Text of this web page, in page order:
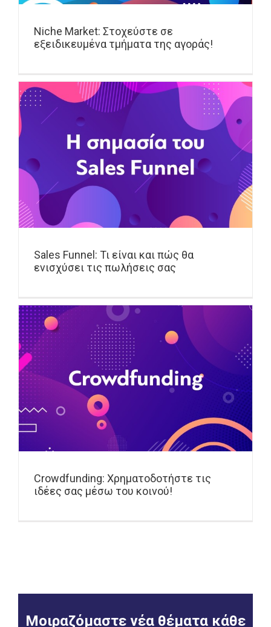
Niche Market: Στοχεύστε σε
εξειδικευμένα τμήματα της αγοράς!
Sales Funnel: Τι είναι και πώς θα
ενισχύσει τις πωλήσεις σας
Crowdfunding: Χρηματοδοτήστε τις
ιδέες σας μέσω του κοινού!
Μοιραζόμαστε νέα θέματα κάθε